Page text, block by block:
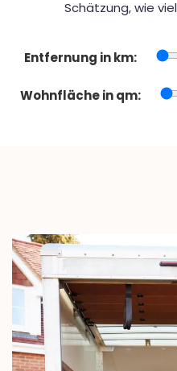
Schätzung, wie
Entfernung in km:
Wohnfläche in qm: